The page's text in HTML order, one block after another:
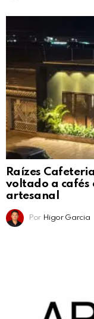
Raízes
voltado a cafés
artesanal
Por Higor Garcia